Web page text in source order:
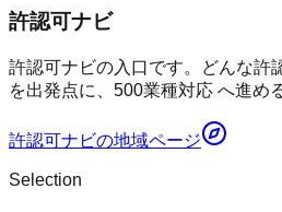
許認可ナビ
許認可ナビの入口です。どんな許
を出発点に、500業種対応 へ進め
許認可ナビの地域ページ
Selection